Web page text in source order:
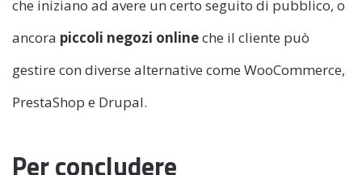
che iniziano ad avere un certo seguito di pubblico, o
ancora piccoli negozi onlineche il cliente può
gestire con diverse alternative come WooCommerce,
PrestaShop e Drupal.
Per concludere